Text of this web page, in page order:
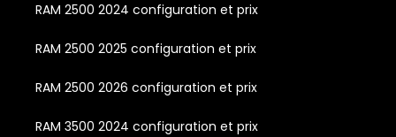
RAM 2500 2024 configuration et prix
RAM 2500 2025 configuration et prix
RAM 2500 2026 configuration et prix
RAM 3500 2024 configuration et prix